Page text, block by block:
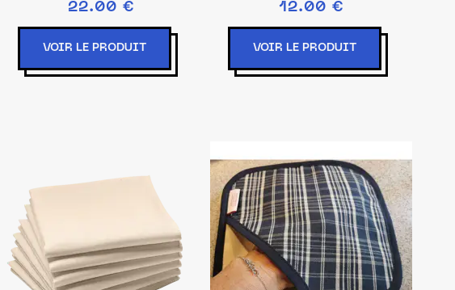
22.00 €
VOIR LE PRODUIT
12.00 €
VOIR LE PRODUIT